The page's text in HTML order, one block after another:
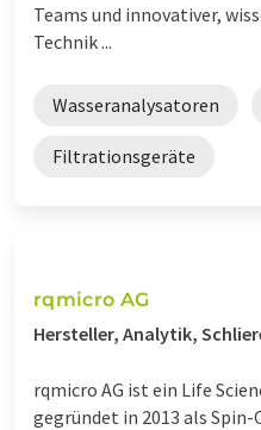
Teams und innovativer,
Technik ...
Wasseranalysatoren
Filtrationsgeräte
rqmicro AG
Hersteller, Analytik,
rqmicro AG ist ein Life
gegründet in 2013 als Spin-